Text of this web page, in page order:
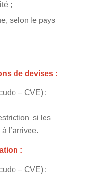
;
selon le pays
de devises :
– CVE) :
si les
l’arrivée.
:
– CVE) :